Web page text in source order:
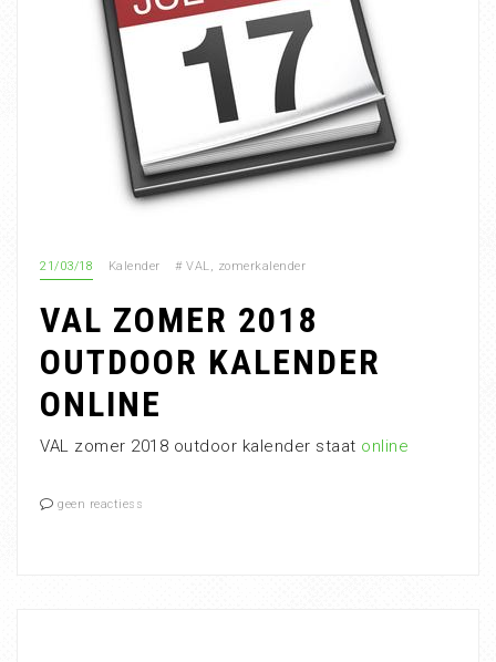
21/03/18 Kalender # VAL, zomerkalender
VAL ZOMER 2018
OUTDOOR KALENDER
ONLINE
VAL zomer 2018 outdoor kalender staat online
geen reactiess